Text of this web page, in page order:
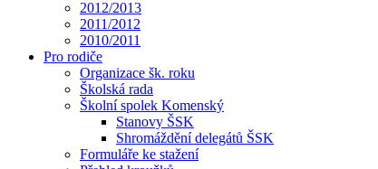
2012/2013
2011/2012
2010/2011
Pro rodiče
Organizace šk. roku
Školská rada
Školní spolek Komenský
Stanovy ŠSK
Shromáždění delegátů ŠSK
Formuláře ke stažení